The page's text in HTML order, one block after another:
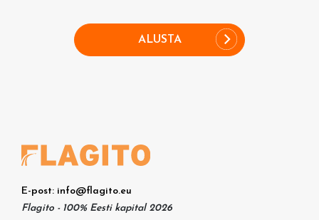
ALUSTA
E-post: info@flagito.eu
Flagito - 100% Eesti kapital 2026